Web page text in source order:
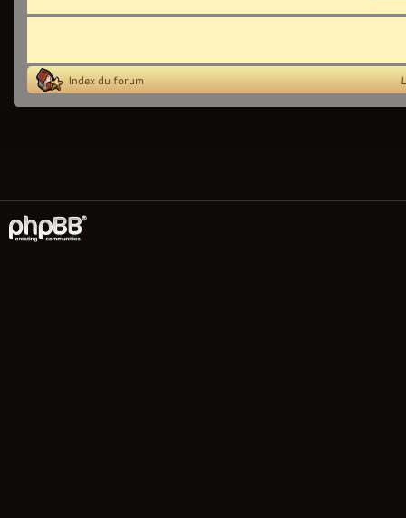
Index du forum